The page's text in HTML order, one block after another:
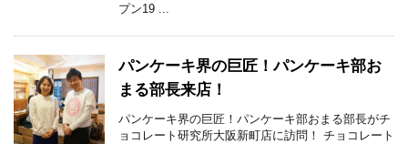
プン19 ...
パンケーキ界の巨匠！パンケーキ部お
まる部長来店！
パンケーキ界の巨匠！パンケーキ部おまる部長がチ
ョコレート研究所大阪新町店に訪問！ チョコレート